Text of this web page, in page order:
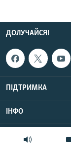
ДОЛУЧАЙСЯ!
ПІДТРИМКА
ІНФО